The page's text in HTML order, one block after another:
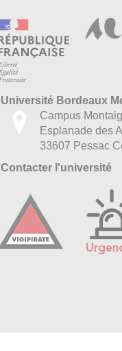
Université Bordeaux
Campus
Esplanade des
33607 Pessac
Contacter l'université